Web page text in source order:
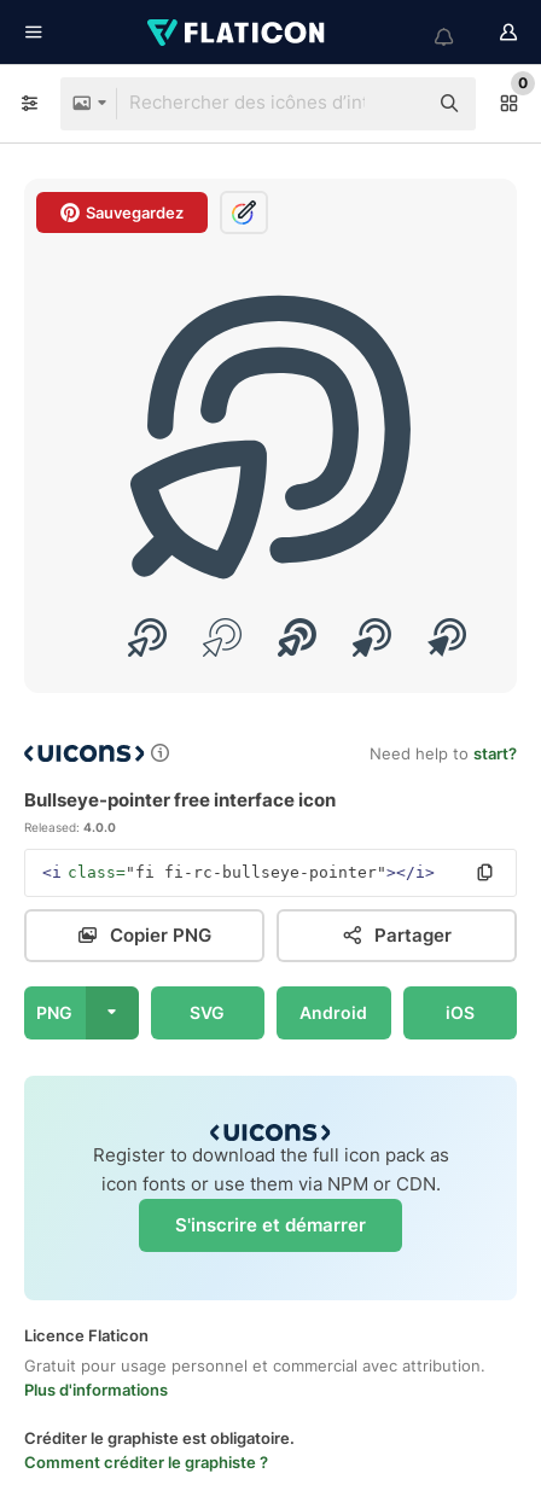
0
Sauvegardez
Need help to start?
Bullseye-pointer free interface icon
Released: 4.0.0
<i class="fi fi-rc-bullseye-pointer"></i>
Copier PNG Partager
PNG SVG Android iOS
Register to download the full icon pack as
icon fonts or use them via NPM or CDN.
S'inscrire et démarrer
Licence Flaticon
Gratuit pour usage personnel et commercial avec attribution.
Plus d'informations
Créditer le graphiste est obligatoire.
Comment créditer le graphiste ?